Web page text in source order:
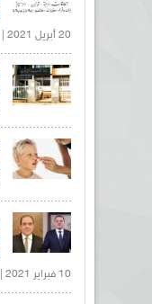
20 أبريل 2021 |
10 فبراير 2021 |